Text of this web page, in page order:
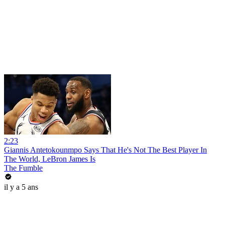
2:23
Giannis Antetokounmpo Says That He's Not The Best Player In
The World, LeBron James Is
The Fumble
il y a 5 ans